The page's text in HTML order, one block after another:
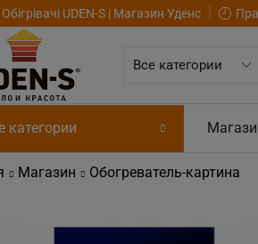
Обігрівачі UDEN-S | Магазин Уденс
категории
Магазин Обогреватель-картина